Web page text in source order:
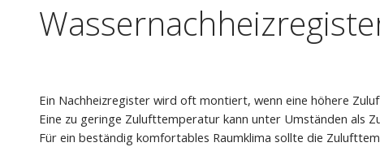
Ein Nachheizregister wird oft montiert, wenn eine höhere
Eine zu geringe Zulufttemperatur kann unter Umständen als
Für ein beständig komfortables Raumklima sollte die